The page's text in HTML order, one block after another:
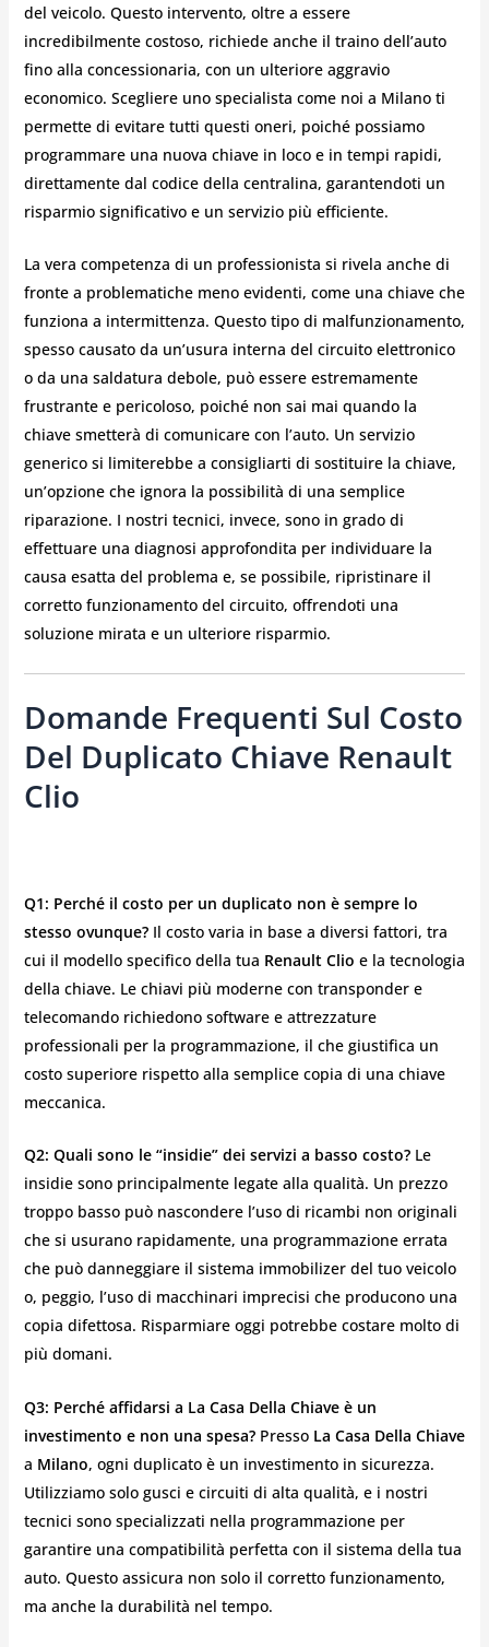
del veicolo. Questo intervento, oltre a essere
incredibilmente costoso, richiede anche il traino dell’auto
fino alla concessionaria, con un ulteriore aggravio
economico. Scegliere uno specialista come noi a Milano ti
permette di evitare tutti questi oneri, poiché possiamo
programmare una nuova chiave in loco e in tempi rapidi,
direttamente dal codice della centralina, garantendoti un
risparmio significativo e un servizio più efficiente.
La vera competenza di un professionista si rivela anche di
fronte a problematiche meno evidenti, come una chiave che
funziona a intermittenza. Questo tipo di malfunzionamento,
spesso causato da un’usura interna del circuito elettronico
o da una saldatura debole, può essere estremamente
frustrante e pericoloso, poiché non sai mai quando la
chiave smetterà di comunicare con l’auto. Un servizio
generico si limiterebbe a consigliarti di sostituire la chiave,
un’opzione che ignora la possibilità di una semplice
riparazione. I nostri tecnici, invece, sono in grado di
effettuare una diagnosi approfondita per individuare la
causa esatta del problema e, se possibile, ripristinare il
corretto funzionamento del circuito, offrendoti una
soluzione mirata e un ulteriore risparmio.
Domande Frequenti Sul Costo
Del Duplicato Chiave Renault
Clio
Q1: Perché il costo per un duplicato non è sempre lo
stesso ovunque?Il costo varia in base a diversi fattori, tra
cui il modello specifico della tua Renault Clio e la tecnologia
della chiave. Le chiavi più moderne con transponder e
telecomando richiedono software e attrezzature
professionali per la programmazione, il che giustifica un
costo superiore rispetto alla semplice copia di una chiave
meccanica.
Q2: Quali sono le “insidie” dei servizi a basso costo?Le
insidie sono principalmente legate alla qualità. Un prezzo
troppo basso può nascondere l’uso di ricambi non originali
che si usurano rapidamente, una programmazione errata
che può danneggiare il sistema immobilizer del tuo veicolo
o, peggio, l’uso di macchinari imprecisi che producono una
copia difettosa. Risparmiare oggi potrebbe costare molto di
più domani.
Q3: Perché affidarsi a La Casa Della Chiave è un
investimento e non una spesa?Presso La Casa Della Chiave
a Milano, ogni duplicato è un investimento in sicurezza.
Utilizziamo solo gusci e circuiti di alta qualità, e i nostri
tecnici sono specializzati nella programmazione per
garantire una compatibilità perfetta con il sistema della tua
auto. Questo assicura non solo il corretto funzionamento,
ma anche la durabilità nel tempo.